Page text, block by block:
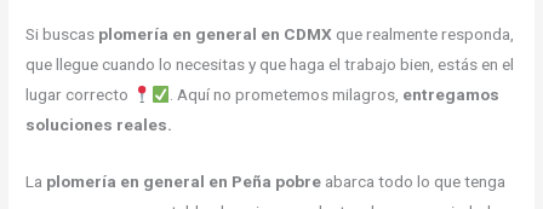
Si buscas plomería en general en CDMX que realmente responda,
que llegue cuando lo necesitas y que haga el trabajo bien, estás en el
lugar correcto
. Aquí no prometemos milagros, entregamos
soluciones reales.
La plomería en general en Peña pobre abarca todo lo que tenga